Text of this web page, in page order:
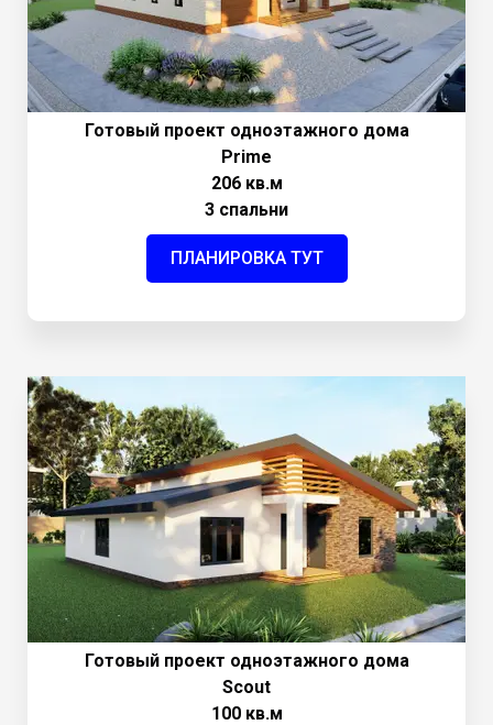
Готовый проект одноэтажного дома
Prime
206 кв.м
3 спальни
ПЛАНИРОВКА ТУТ
Готовый проект одноэтажного дома
Scout
100 кв.м